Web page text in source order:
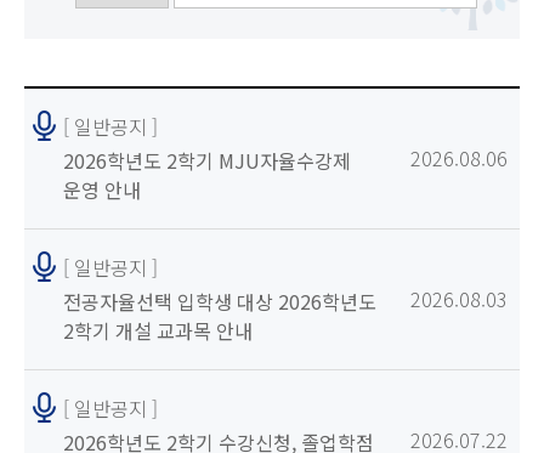
[ 일반공지 ]
2026학년도 2학기 MJU자율수강제
운영 안내
2026.08.06
[ 일반공지 ]
전공자율선택 입학생 대상 2026학년도
2학기 개설 교과목 안내
2026.08.03
[ 일반공지 ]
2026학년도 2학기 수강신청, 졸업학점
2026.07.22